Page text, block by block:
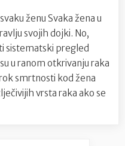
ženu Svaka žena u
svojih dojki. No,
sistematski pregled
u ranom otkrivanju raka
smrtnosti kod žena
vrsta raka ako se